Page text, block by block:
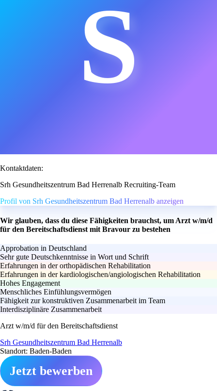
S
Kontaktdaten:
Srh Gesundheitszentrum Bad Herrenalb Recruiting-Team
Profil von Srh Gesundheitszentrum Bad Herrenalb anzeigen
Wir glauben, dass du diese Fähigkeiten brauchst, um Arzt w/m/d
für den Bereitschaftsdienst mit Bravour zu bestehen
Approbation in Deutschland
Sehr gute Deutschkenntnisse in Wort und Schrift
Erfahrungen in der orthopädischen Rehabilitation
Erfahrungen in der kardiologischen/angiologischen Rehabilitation
Hohes Engagement
Menschliches Einfühlungsvermögen
Fähigkeit zur konstruktiven Zusammenarbeit im Team
Interdisziplinäre Zusammenarbeit
Arzt w/m/d für den Bereitschaftsdienst
Srh Gesundheitszentrum Bad Herrenalb
Standort: Baden-Baden
Jetzt bewerben